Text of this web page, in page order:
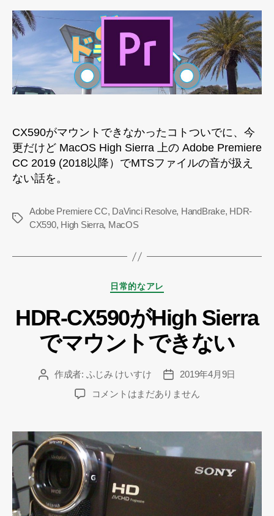
で
MTS
フ
ァ
イ
ル
の
扱
え
な
CX590がマウントできなかったコトついでに、今
更だけど MacOS High Sierra 上の Adobe Premiere
CC 2019 (2018以降）でMTSファイルの音が扱え
ない話を。
タ
Adobe Premiere CC, DaVinci Resolve, HandBrake, HDR-
CX590, High Sierra, MacOS
カ
ゴ
リ
ー
日常的なアレ
HDR-CX590がHigh Sierra
でマウントできない
投 作成者: ふじみ けいすけ
投
稿
日
2019年4月9日
HDR-
High
Sierra
で
マ
コメントはまだありません